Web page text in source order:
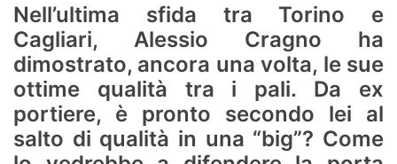
Nell’ultima sfida tra Torino e
Cagliari, Alessio Cragno ha
dimostrato, ancora una volta, le sue
ottime qualità tra i pali. Da ex
portiere, è pronto secondo lei al
salto di qualità in una “big”? Come